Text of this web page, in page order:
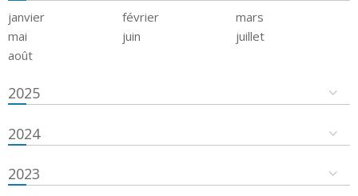
janvier février
mars
mai
juin
juillet
août
2025
2024
2023